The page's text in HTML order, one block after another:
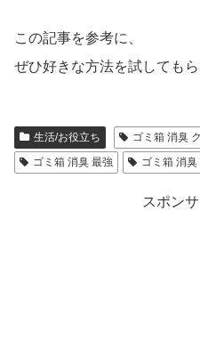
この記事を参考に、
ぜひ好きな方法を試してもら
生活/お役立ち ゴミ箱 消臭
ゴミ箱 消臭 最強
ゴミ箱 消臭
スポン